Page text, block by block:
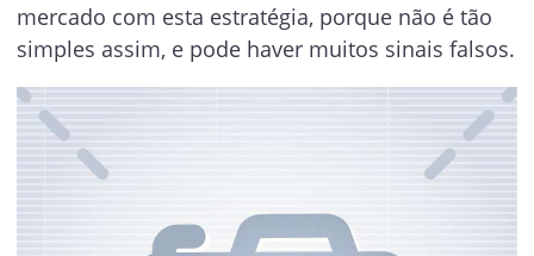
mercado com esta estratégia, porque não é tão
simples assim, e pode haver muitos sinais falsos.